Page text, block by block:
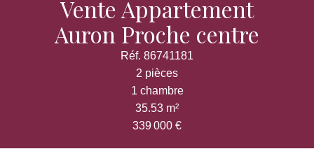
Vente Appartement
Auron Proche centre
Réf. 86741181
2 pièces
1 chambre
35.53 m²
339 000 €